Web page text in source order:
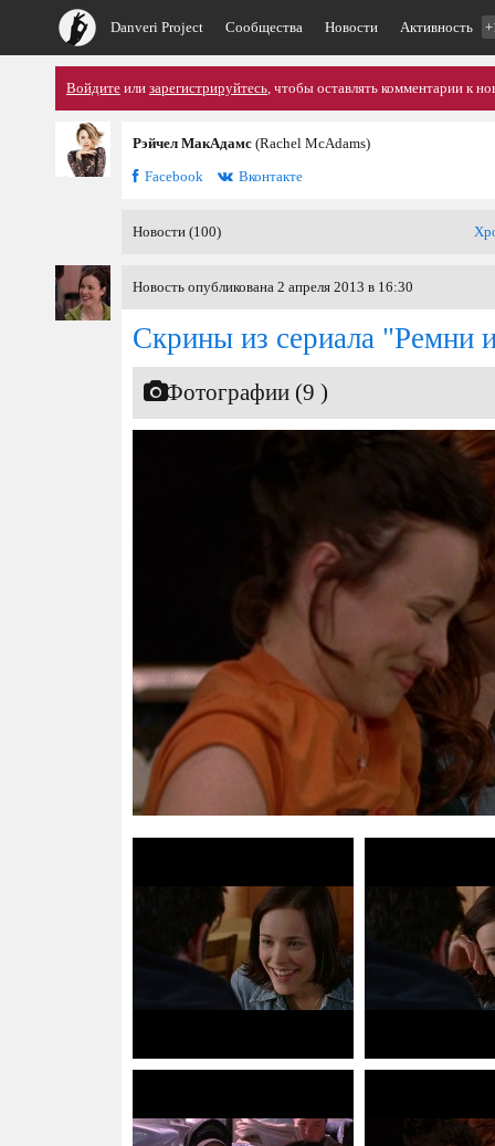
Danveri Project Сообщества Новости Активность
Войдите или зарегистрируйтесь, чтобы оставлять комментарии к
Рэйчел МакАдамс (Rachel McAdams)
Facebook
Вконтакте
Новости (100)
Новость опубликована 2 апреля 2013 в 16:30
Скрины из сериала "Ремни
Фотографии (9 )